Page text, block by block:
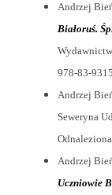
Andrzej
Białoruś.
978-83-
Andrzej
Seweryna
Andrzej
Uczniowie